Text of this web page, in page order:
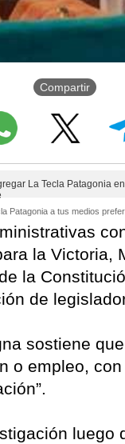
Compartir
La Tecla Patagonia
Patagonia a tus medios
la Victoria,
la
de
sostiene
o empleo,
luego